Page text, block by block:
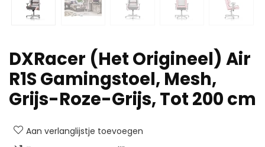
DXRacer (Het Origineel) Air
R1S Gamingstoel, Mesh,
Grijs-Roze-Grijs, Tot 200 cm
Aan verlanglijstje toevoegen